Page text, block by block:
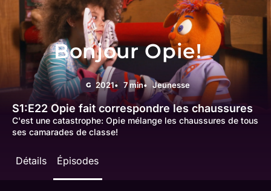
Bonjour Opie!
G 2021 7 min Jeunesse
S1:E22 Opie fait correspondre les chaussures
C'est une catastrophe: Opie mélange les chaussures de tous
ses camarades de classe!
Détails Épisodes